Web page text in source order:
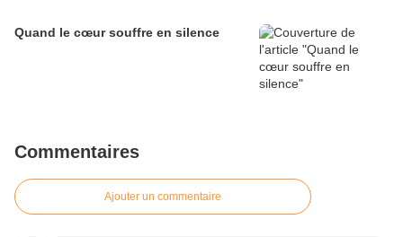
Quand le cœur souffre en silence
Commentaires
Ajouter un commentaire